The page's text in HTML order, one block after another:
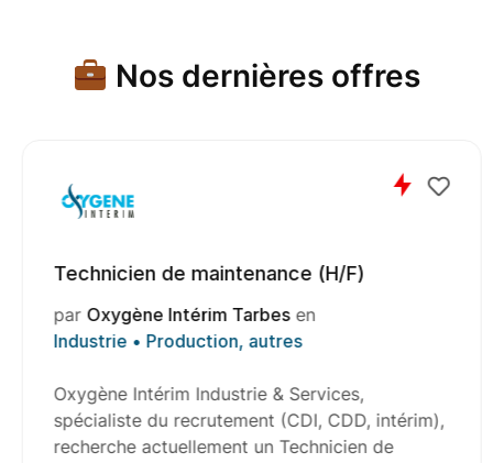
Nos dernières offres
Technicien de maintenance (H/F)
par Oxygène Intérim Tarbesen
Industrie • Production, autres
Oxygène Intérim Industrie & Services,
spécialiste du recrutement (CDI, CDD, intérim),
recherche actuellement un Technicien de